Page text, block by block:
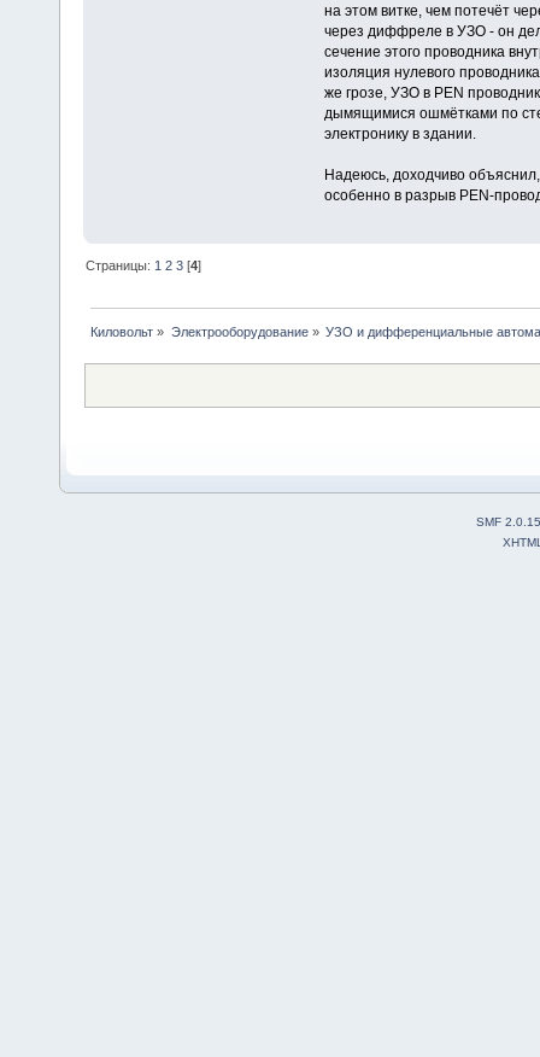
на этом витке, чем потечёт
через диффреле в УЗО - он
сечение этого проводника
изоляция нулевого
же грозе, УЗО в PEN
дымящимися ошмётками по
электронику в здании.
Надеюсь, доходчиво
особенно в разрыв PEN-
Страницы: 1 2 3 [4]
Киловольт » Электрооборудование» УЗО и дифференциальные
SMF 2.0.15